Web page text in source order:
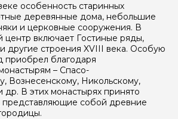
особенность старинных
деревянные дома, небольшие
и церковные сооружения. В
центр включает Гостиные ряды,
другие строения XVIII века. Особую
приобрел благодаря
– Спасо-
Вознесенскому, Никольскому,
др. В этих монастырях принято
представляющие собой древние